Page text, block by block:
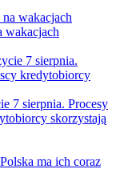
wakacjach
7 sierpnia. Procesy
skorzystają